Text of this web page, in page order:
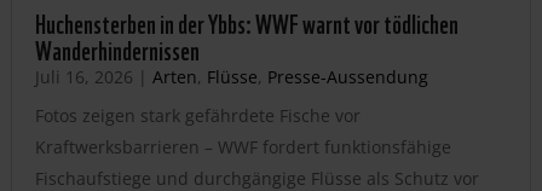
Huchensterben in der Ybbs: WWF warnt vor tödlichen
Wanderhindernissen
Juli 16, 2026 | Arten, Flüsse, Presse-Aussendung
Fotos zeigen stark gefährdete Fische vor
Kraftwerksbarrieren – WWF fordert funktionsfähige
Fischaufstiege und durchgängige Flüsse als Schutz vor